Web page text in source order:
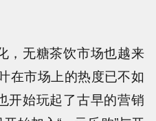
，无糖茶饮市场也越来
在市场上的热度已不如
开始玩起了古早的营销